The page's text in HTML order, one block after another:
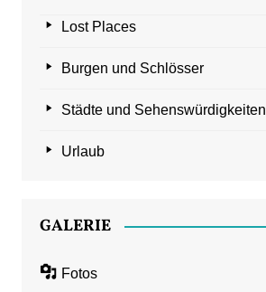
Lost Places
Burgen und Schlösser
Städte und Sehenswürdigkeiten
Urlaub
GALERIE
Fotos